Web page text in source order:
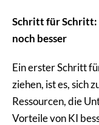
Schritt für Schritt:
noch besser
Ein erster Schritt
ziehen, ist es, sich
Ressourcen, die
Vorteile von KI